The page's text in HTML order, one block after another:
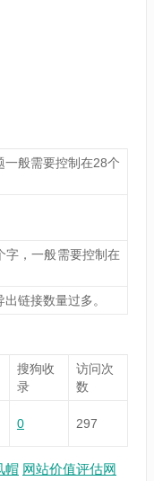
一般需要控制在28个
字，一般需要控制在
出链接数量过多。
搜狗收
录
访问次
数
0 297
帽 网站价值评估网